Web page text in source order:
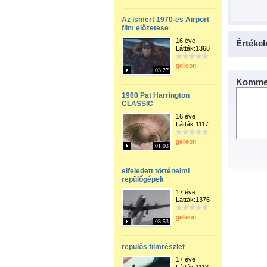
Az ismert 1970-es Airport
film előzetese
03:27
16 éve
Látták:1368
gelleon
1960 Pat Harrington
CLASSIC
01:03
16 éve
Látták:1117
gelleon
elfeledett történelmi
repülőgépek
03:53
17 éve
Látták:1376
gelleon
repülős filmrészlet
17 éve